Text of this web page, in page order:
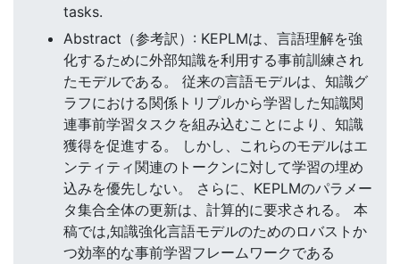
tasks.
Abstract（参考訳）: KEPLMは、言語理解を強
化するために外部知識を利用する事前訓練され
たモデルである。 従来の言語モデルは、知識グ
ラフにおける関係トリプルから学習した知識関
連事前学習タスクを組み込むことにより、知識
獲得を促進する。 しかし、これらのモデルはエ
ンティティ関連のトークンに対して学習の埋め
込みを優先しない。 さらに、KEPLMのパラメー
タ集合全体の更新は、計算的に要求される。 本
稿では,知識強化言語モデルのためのロバストか
つ効率的な事前学習フレームワークである